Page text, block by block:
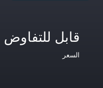
قابل للتفاوض
السعر